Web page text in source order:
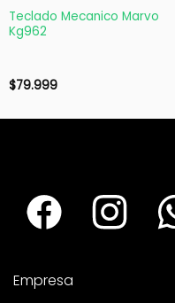
Teclado Mecanico Marvo
Kg962
$79.999
Empresa